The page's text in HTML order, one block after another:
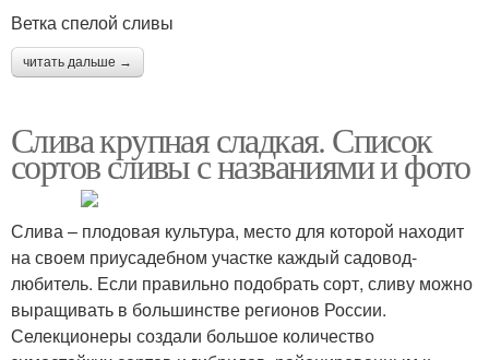
Ветка спелой сливы
читать дальше →
Слива крупная сладкая. Список
сортов сливы с названиями и фото
Слива – плодовая культура, место для которой находит
на своем приусадебном участке каждый садовод-
любитель. Если правильно подобрать сорт, сливу можно
выращивать в большинстве регионов России.
Селекционеры создали большое количество